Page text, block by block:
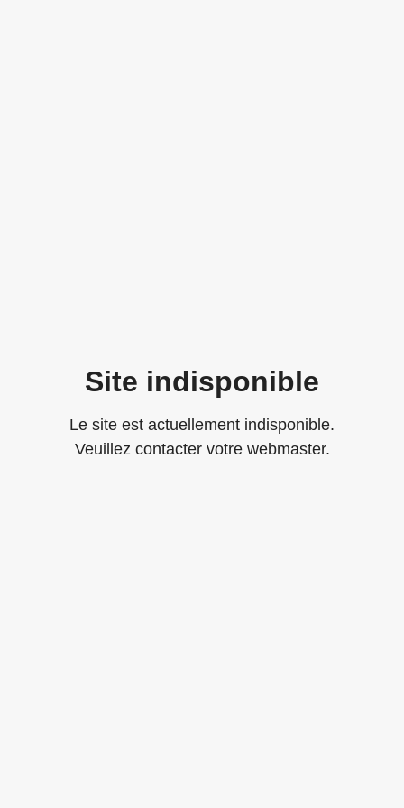
Site indisponible
Le site est actuellement indisponible.
Veuillez contacter votre webmaster.